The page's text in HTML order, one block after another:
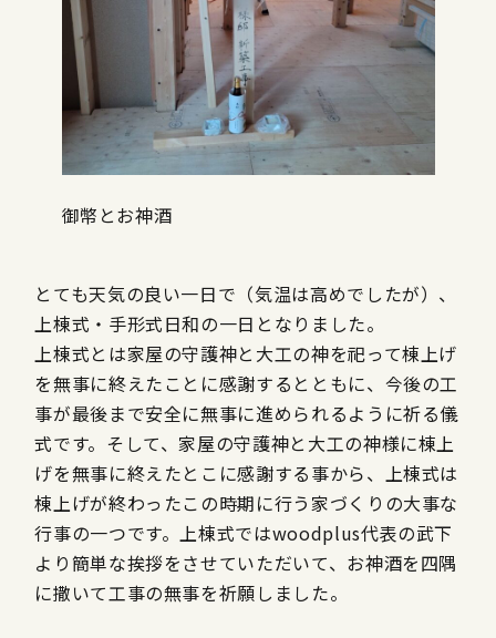
御幣とお神酒
とても天気の良い一日で（気温は高めでしたが）、
上棟式・手形式日和の一日となりました。
上棟式とは家屋の守護神と大工の神を祀って棟上げ
を無事に終えたことに感謝するとともに、今後の工
事が最後まで安全に無事に進められるように祈る儀
式です。そして、家屋の守護神と大工の神様に棟上
げを無事に終えたとこに感謝する事から、上棟式は
棟上げが終わったこの時期に行う家づくりの大事な
行事の一つです。上棟式ではwoodplus代表の武下
より簡単な挨拶をさせていただいて、お神酒を四隅
に撒いて工事の無事を祈願しました。